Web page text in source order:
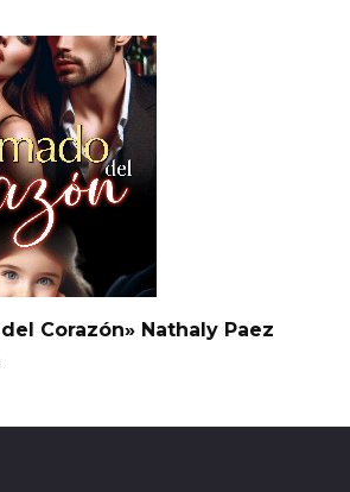
Corazón» Nathaly Paez